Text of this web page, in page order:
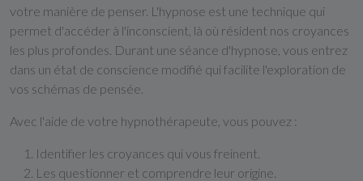
votre manière de penser. L'hypnose est une technique qui
permet d'accéder à l'inconscient, là où résident nos croyances
les plus profondes. Durant une séance d'hypnose, vous entrez
dans un état de conscience modifié qui facilite l'exploration de
vos schémas de pensée.
Avec l'aide de votre hypnothérapeute, vous pouvez :
Identifier les croyances qui vous freinent.
Les questionner et comprendre leur origine.